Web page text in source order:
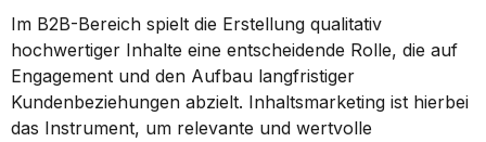
Im B2B-Bereich spielt die Erstellung qualitativ
hochwertiger Inhalte eine entscheidende Rolle, die auf
Engagement und den Aufbau langfristiger
Kundenbeziehungen abzielt. Inhaltsmarketing ist hierbei
das Instrument, um relevante und wertvolle